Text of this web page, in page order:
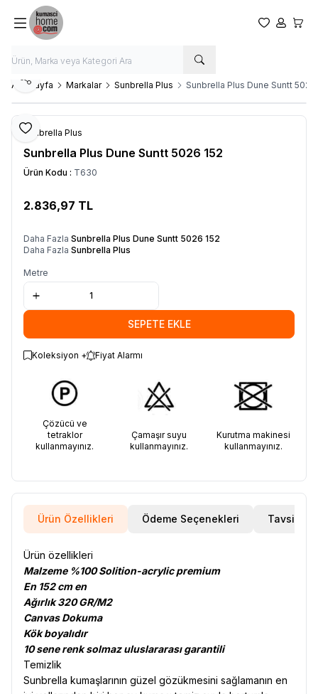
Favorilerim
Hesabım
Ana Sayfa Markalar Sunbrella Plus Sunbrella Plus Dune Suntt 5026
Favoriye Ekle
Paylaş
Sunbrella Plus
Sunbrella Plus Dune Suntt 5026 152
Ürün Kodu : T630
2.836,97 TL
Daha Fazla Sunbrella Plus Dune Suntt 5026 152
Daha Fazla Sunbrella Plus
Metre
SEPETE EKLE
Koleksiyon + Fiyat Alarmı
Çözücü ve
tetraklor
kullanmayınız.
Çamaşır suyu
kullanmayınız.
Kurutma makinesi
kullanmayınız.
Ürün Özellikleri Ödeme Seçenekleri Tavsiye Et
Ürün özellikleri
Malzeme %100 Solition-acrylic premium
En 152 cm en
Ağırlık 320 GR/M2
Canvas Dokuma
Kök boyalıdır
10 sene renk solmaz uluslararası garantili
Temizlik
Sunbrella kumaşlarının güzel gözükmesini sağlamanın en